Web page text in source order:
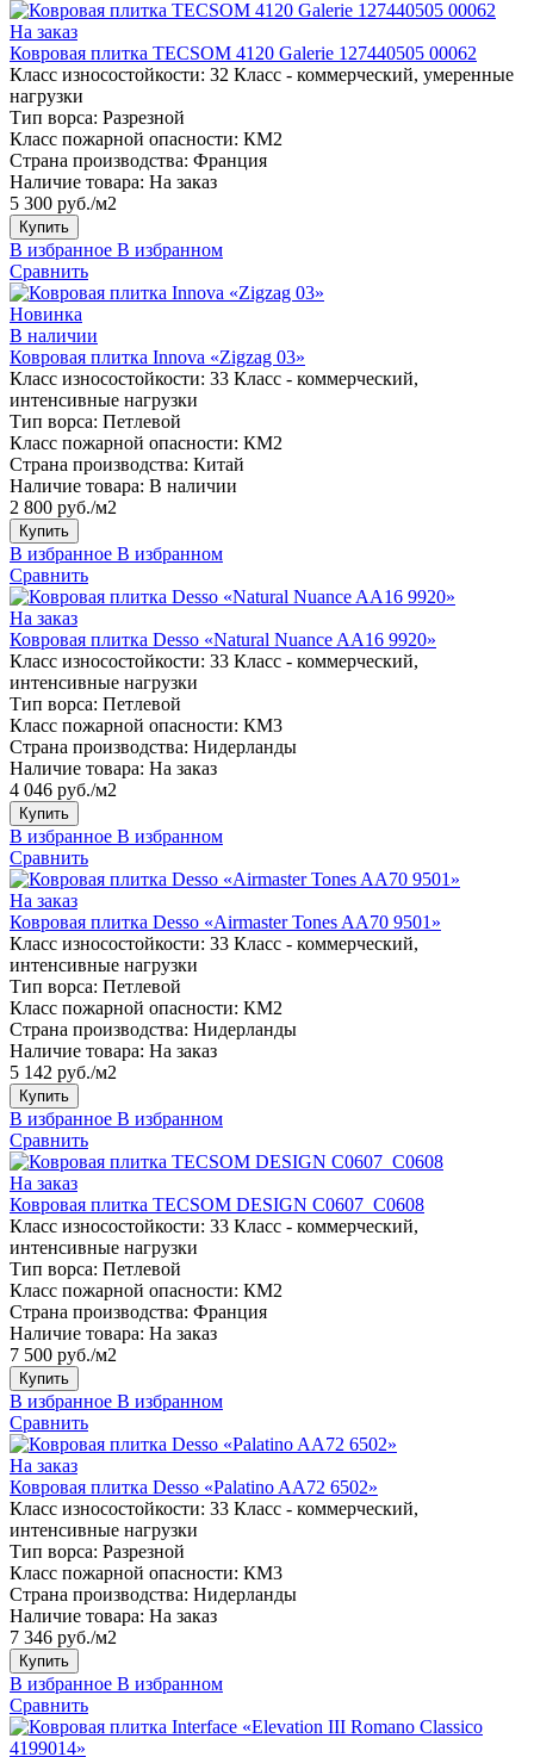
На заказ
Ковровая плитка TECSOM 4120 Galerie 127440505 00062
Класс износостойкости: 32 Класс - коммерческий, умеренные
нагрузки
Тип ворса: Разрезной
Класс пожарной опасности: КМ2
Страна производства: Франция
Наличие товара: На заказ
5 300 руб./м2
Купить
В избранное В избранном
Сравнить
Новинка
В наличии
Ковровая плитка Innova «Zigzag 03»
Класс износостойкости: 33 Класс - коммерческий,
интенсивные нагрузки
Тип ворса: Петлевой
Класс пожарной опасности: КМ2
Страна производства: Китай
Наличие товара: В наличии
2 800 руб./м2
Купить
В избранное В избранном
Сравнить
На заказ
Ковровая плитка Desso «Natural Nuance AA16 9920»
Класс износостойкости: 33 Класс - коммерческий,
интенсивные нагрузки
Тип ворса: Петлевой
Класс пожарной опасности: КМ3
Страна производства: Нидерланды
Наличие товара: На заказ
4 046 руб./м2
Купить
В избранное В избранном
Сравнить
На заказ
Ковровая плитка Desso «Airmaster Tones AA70 9501»
Класс износостойкости: 33 Класс - коммерческий,
интенсивные нагрузки
Тип ворса: Петлевой
Класс пожарной опасности: КМ2
Страна производства: Нидерланды
Наличие товара: На заказ
5 142 руб./м2
Купить
В избранное В избранном
Сравнить
На заказ
Ковровая плитка TECSOM DESIGN C0607_C0608
Класс износостойкости: 33 Класс - коммерческий,
интенсивные нагрузки
Тип ворса: Петлевой
Класс пожарной опасности: КМ2
Страна производства: Франция
Наличие товара: На заказ
7 500 руб./м2
Купить
В избранное В избранном
Сравнить
На заказ
Ковровая плитка Desso «Palatino AA72 6502»
Класс износостойкости: 33 Класс - коммерческий,
интенсивные нагрузки
Тип ворса: Разрезной
Класс пожарной опасности: КМ3
Страна производства: Нидерланды
Наличие товара: На заказ
7 346 руб./м2
Купить
В избранное В избранном
Сравнить